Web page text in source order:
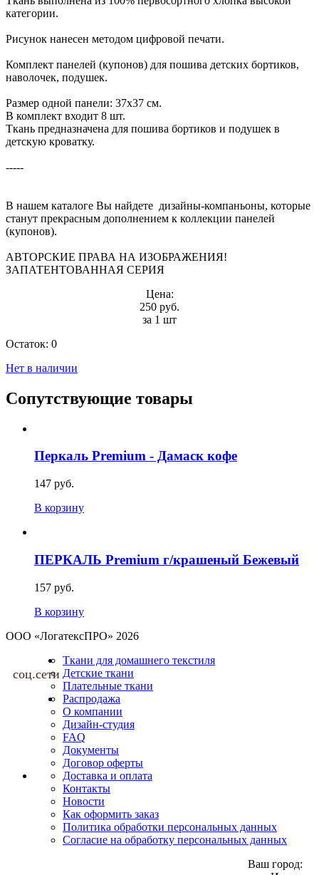
категории.
Рисунок нанесен методом цифровой печати.
Комплект панелей (купонов) для пошива детских бортиков,
наволочек, подушек.
Размер одной панели: 37х37 см.
В комплект входит 8 шт.
Ткань предназначена для пошива бортиков и подушек в
детскую кроватку.
-----
В нашем каталоге Вы найдете дизайны-компаньоны, которые
станут прекрасным дополнением к коллекции панелей
(купонов).
АВТОРСКИЕ ПРАВА НА ИЗОБРАЖЕНИЯ!
ЗАПАТЕНТОВАННАЯ СЕРИЯ
Цена:
250 руб.
за 1 шт
Остаток: 0
Нет в наличии
Сопутствующие товары
Перкаль Premium - Дамаск кофе
147 руб.
В корзину
ПЕРКАЛЬ Premium г/крашеный Бежевый
157 руб.
В корзину
ООО «ЛогатексПРО» 2026
соц.сети
Ткани для домашнего текстиля
Детские ткани
Плательные ткани
Распродажа
О компании
Дизайн-студия
FAQ
Документы
Договор оферты
Доставка и оплата
Контакты
Новости
Как оформить заказ
Политика обработки персональных данных
Согласие на обработку персональных данных
Ваш город: